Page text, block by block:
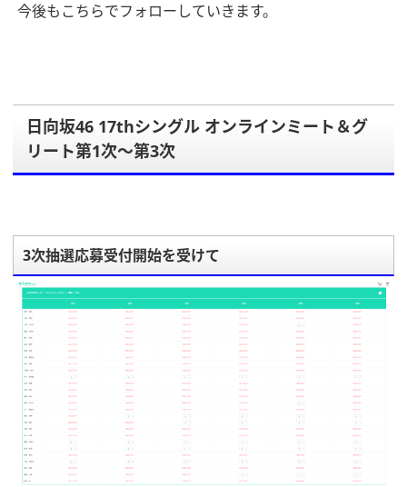
今後もこちらでフォローしていきます。
日向坂46 17thシングル オンラインミート＆グ
リート第1次～第3次
3次抽選応募受付開始を受けて